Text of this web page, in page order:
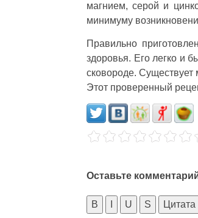
магнием, серой и
минимуму
Правильно
здоровья. Его легко и
сковороде. Существует
Этот проверенный
Оставьте
B U S Цитата